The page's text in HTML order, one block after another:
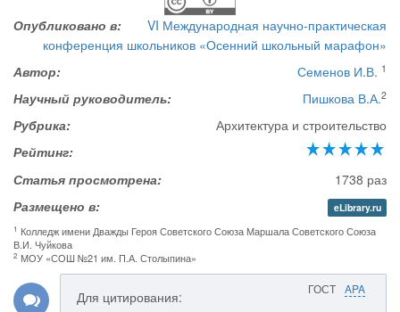
Опубликовано в:
VI Международная научно-практическая
конференция школьников «Осенний школьный марафон»
Автор:
Семенов И.В. 1
Научный руководитель: Пишкова В.А.2
Рубрика:
Архитектура и строительство
Рейтинг:
Статья просмотрена:
1738 раз
Размещено в:
eLibrary.ru
1 Колледж имени Дважды Героя Советского Союза Маршала Советского Союза
В.И. Чуйкова
2 МОУ «СОШ №21 им. П.А. Столыпина»
ГОСТ APA
Для цитирования: